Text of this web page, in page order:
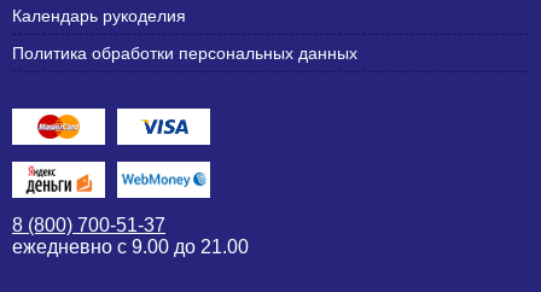
Календарь рукоделия
Политика обработки персональных данных
8 (800) 700-51-37
ежедневно с 9.00 до 21.00